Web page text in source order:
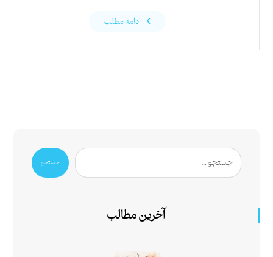
ادامه مطلب
جستجو
آخرین مطالب